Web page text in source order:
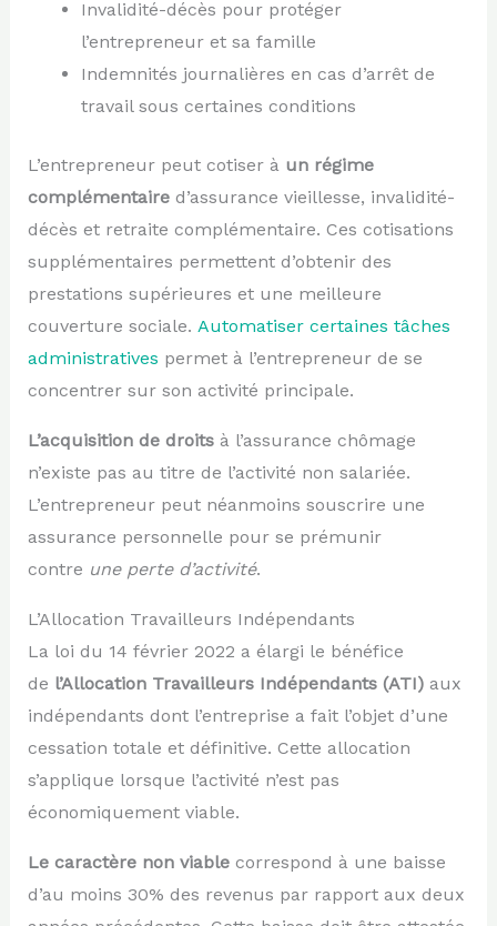
Invalidité-décès pour protéger
l’entrepreneur et sa famille
Indemnités journalières en cas d’arrêt de
travail sous certaines conditions
L’entrepreneur peut cotiser à un régime
complémentaired’assurance vieillesse, invalidité-
décès et retraite complémentaire. Ces cotisations
supplémentaires permettent d’obtenir des
prestations supérieures et une meilleure
couverture sociale. Automatiser certaines tâches
administratives permet à l’entrepreneur de se
concentrer sur son activité principale.
L’acquisition de droitsà l’assurance chômage
n’existe pas au titre de l’activité non salariée.
L’entrepreneur peut néanmoins souscrire une
assurance personnelle pour se prémunir
contre une perte d’activité.
L’Allocation Travailleurs Indépendants
La loi du 14 février 2022 a élargi le bénéfice
de l’Allocation Travailleurs Indépendants (ATI)aux
indépendants dont l’entreprise a fait l’objet d’une
cessation totale et définitive. Cette allocation
s’applique lorsque l’activité n’est pas
économiquement viable.
Le caractère non viablecorrespond à une baisse
d’au moins 30% des revenus par rapport aux deux